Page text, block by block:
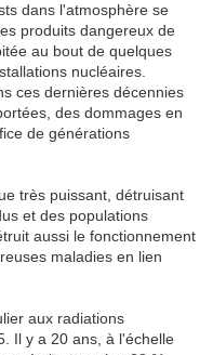
dans l'atmosphère se
produits dangereux de
au bout de quelques
nucléaires.
ces dernières décennies
des dommages en
de générations
très puissant, détruisant
et des populations
aussi le fonctionnement
maladies en lien
aux radiations
Il y a 20 ans, à l'échelle